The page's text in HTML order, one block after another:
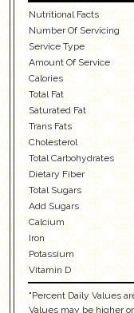
Nutritional Facts
Number Of Servicing
Service Type
Amount Of Service
Calories
Total Fat
Saturated Fat
Trans Fats
Cholesterol
Total Carbohydrates
Dietary Fiber
Total Sugars
Add Sugars
Calcium
Iron
Potassium
Vitamin D
"Percent Daily Values
Values may be higher